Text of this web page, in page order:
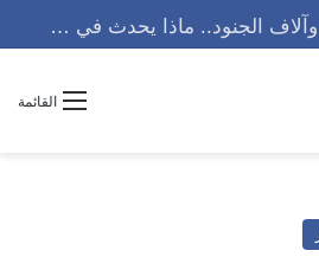
القائمة